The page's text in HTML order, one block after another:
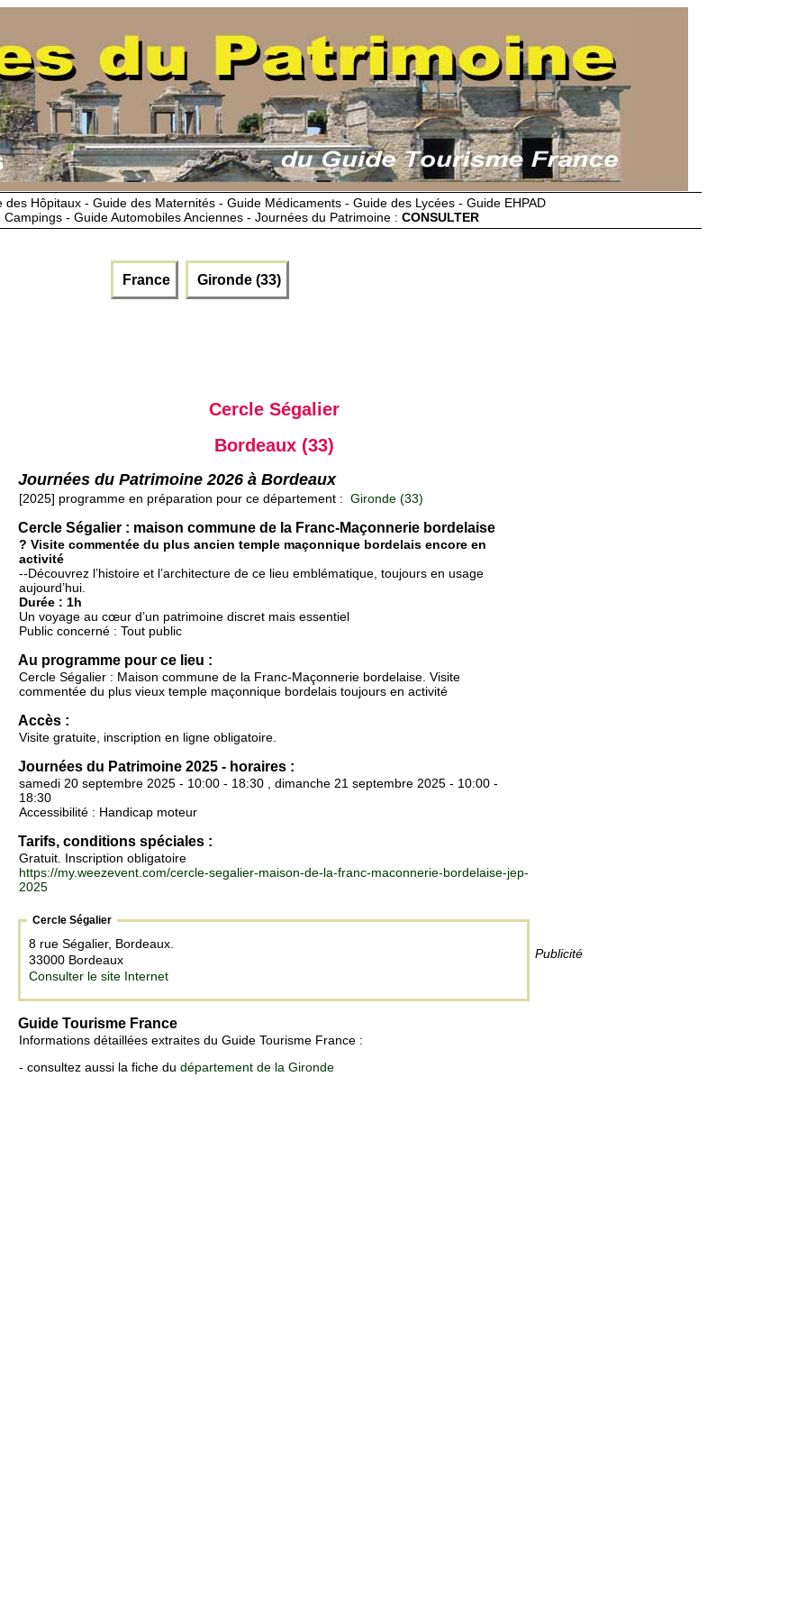
Hôpitaux - Guide des Maternités - Guide Médicaments - Guide des Lycées - Guide EHPAD
- Guide Automobiles Anciennes - Journées du Patrimoine : CONSULTER
France Gironde (33)
Publicité
Cercle Ségalier
Bordeaux (33)
Journées du Patrimoine 2026 à Bordeaux
[2025] programme en préparation pour ce département : Gironde (33)
Cercle Ségalier : maison commune de la Franc-Maçonnerie bordelaise
? Visite commentée du plus ancien temple maçonnique bordelais encore en
activité
--Découvrez l’histoire et l’architecture de ce lieu emblématique, toujours en usage
aujourd’hui.
Durée : 1h
Un voyage au cœur d’un patrimoine discret mais essentiel
Public concerné : Tout public
Au programme pour ce lieu :
Cercle Ségalier : Maison commune de la Franc-Maçonnerie bordelaise. Visite
commentée du plus vieux temple maçonnique bordelais toujours en activité
Accès :
Visite gratuite, inscription en ligne obligatoire.
Journées du Patrimoine 2025 - horaires :
samedi 20 septembre 2025 - 10:00 - 18:30 , dimanche 21 septembre 2025 - 10:00 -
18:30
Accessibilité : Handicap moteur
Tarifs, conditions spéciales :
Gratuit. Inscription obligatoire
https://my.weezevent.com/cercle-segalier-maison-de-la-franc-maconnerie-bordelaise-jep-
2025
Cercle Ségalier
8 rue Ségalier, Bordeaux.
33000 Bordeaux
Consulter le site Internet
Guide Tourisme France
Informations détaillées extraites du Guide Tourisme France :
- consultez aussi la fiche du département de la Gironde